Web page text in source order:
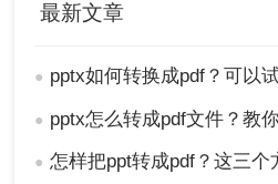
最新文章
● pptx如何转换成pdf？可以
● pptx怎么转成pdf文件？教
● 怎样把ppt转成pdf？这三个方